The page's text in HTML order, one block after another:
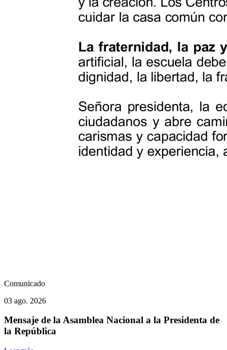
Comunicado
03 ago. 2026
Mensaje de la Asamblea Nacional a la Presidenta de
la República